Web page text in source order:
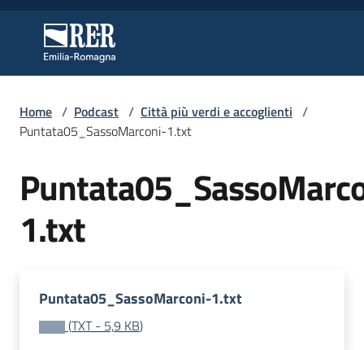
Regione Emilia-Romagna
Regione Emilia-Romagna
Regione
Novità
Leggi
Atti
Bandi
Home / Podcast / Città più verdi e accoglienti /
Puntata05_SassoMarconi-1.txt
1.txt
Puntata05_SassoMarconi-1.txt
(TXT- 5,9 KB)